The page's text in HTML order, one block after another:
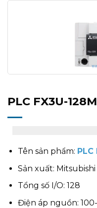
PLC FX3U-
Tên sản phẩm: PLC
Sản xuất:
Tổng số I/O: 128
Điện áp nguồn: